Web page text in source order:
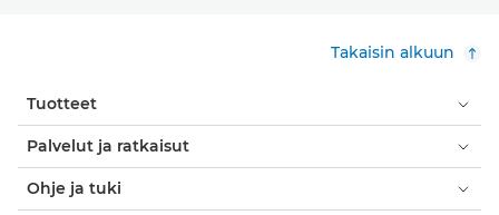
Takaisin alkuun
Tuotteet
Palvelut ja ratkaisut
Ohje ja tuki